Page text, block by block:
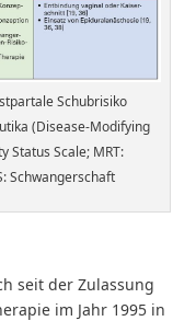
Schubrisiko
(Disease-Modifying
Status Scale; MRT:
Schwangerschaft
seit der Zulassung
im Jahr 1995 in